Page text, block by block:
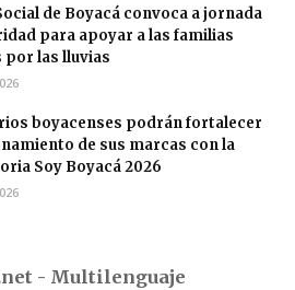
de Boyacá convoca a jornada
para apoyar a las familias
por las lluvias
boyacenses podrán fortalecer
de sus marcas con la
Soy Boyacá 2026
- Multilenguaje